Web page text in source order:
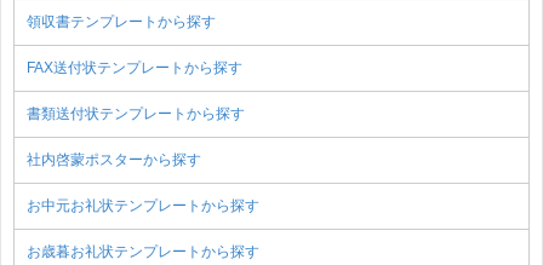
領収書テンプレートから探す
FAX送付状テンプレートから探す
書類送付状テンプレートから探す
社内啓蒙ポスターから探す
お中元お礼状テンプレートから探す
お歳暮お礼状テンプレートから探す